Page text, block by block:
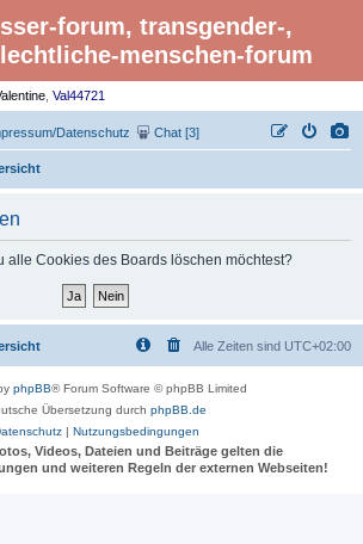
forum, transgender-,
menschen-forum
Val44721
Datenschutz Chat [3]
alle Cookies des Boards löschen möchtest?
Alle Zeiten sind UTC+02:00
phpBB® Forum Software © phpBB Limited
Übersetzung durch phpBB.de
| Nutzungsbedingungen
Videos, Dateien und Beiträge gelten die
und weiteren Regeln der externen Webseiten!